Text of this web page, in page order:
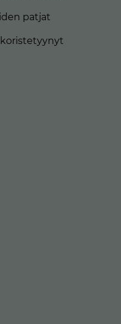
patjat
koristetyynyt